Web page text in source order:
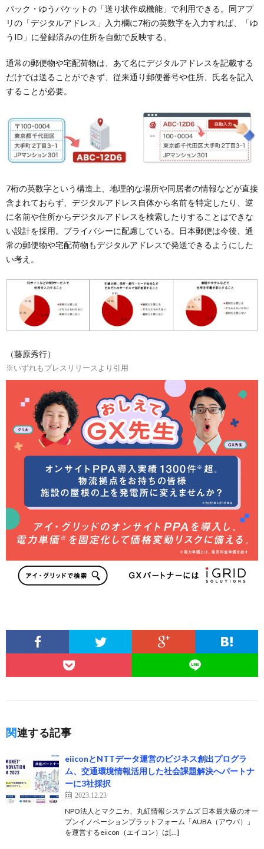
パック・ゆうパケットの「送り状作成機能」で利用できる。同アプ
リの「デジタルアドレス」入力欄に7桁の英数字を入力すれば、「ゆ
うID」に登録済みの住所を自動で反映する。
通常の郵便物や宅配荷物は、あて名にデジタルアドレスを記載する
だけでは送ることができず、従来通り郵便番号や住所、氏名を記入
することが必要。
7桁の英数字という構造上、地理的な場所や同居者の情報などが直接
含まれておらず、デジタルアドレス自体から名前を特定したり、逆
に名前や住所からデジタルアドレスを検索したりすることはできな
い設計を採用。プライバシーに配慮している。日本郵便は今後、通
常の郵便物や宅配荷物もデジタルアドレスで発送できるようにした
い考え。
（藤原秀行）
※いずれもプレスリリースより引用
関連する記事
eiiconとNTTデータ運営のビジネス創出プログラ
ム、交通環境情報活用した社会課題解決へパートナ
ーに3社採択
2023.12.23
NPO法人とマクニカ、丸紅情報システムズ 日本最大級のオー
プンイノベーションプラットフォーム「AUBA（アウバ）」
を運営するeiicon（エイコン）は[…]